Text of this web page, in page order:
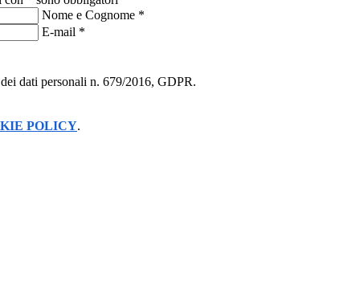
Nome e Cognome *
E-mail *
dati personali n. 679/2016, GDPR.
POLICY.